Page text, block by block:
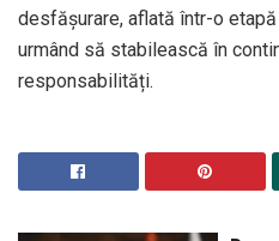
desfășurare, aflată într-o
urmând să stabilească în
responsabilități.